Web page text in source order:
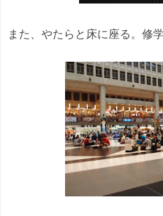
また、やたらと床に座る。修